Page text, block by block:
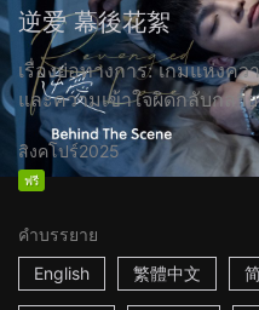
逆爱 幕後花絮
เรื่องย่อทางการ: เกมแห่งค
และความเข้าใจผิดกลับกลา
สิงคโปร์2025
ฟรี
คำบรรยาย
English
繁體中文